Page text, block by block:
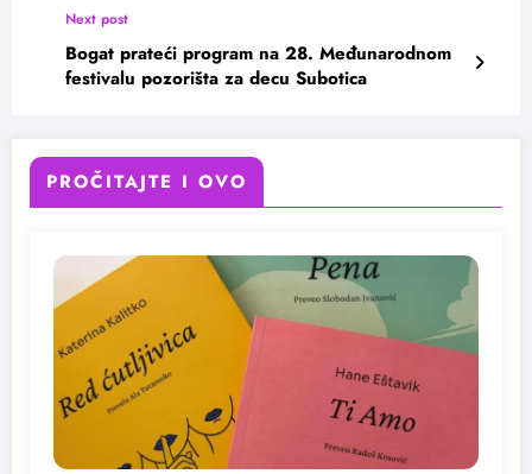
Next post
Bogat prateći program na 28. Međunarodnom
festivalu pozorišta za decu Subotica
PROČITAJTE I OVO